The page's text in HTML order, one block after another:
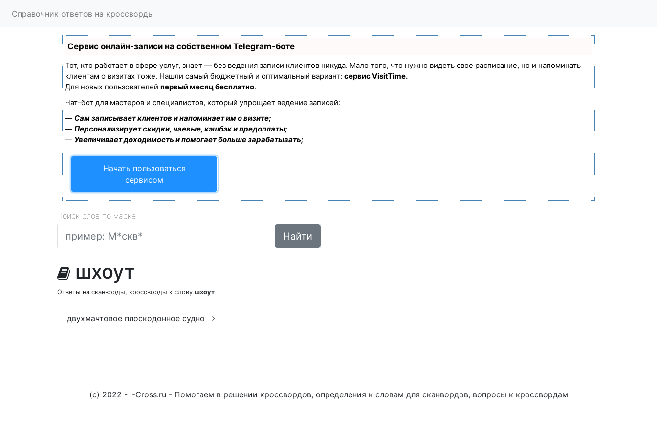
Справочник ответов на кроссворды
Сервис онлайн-записи на собственном Telegram-боте
Тот, кто работает в сфере услуг, знает — без ведения записи клиентов никуда. Мало того, что нужно видеть свое расписание, но и напоминать
клиентам о визитах тоже. Нашли самый бюджетный и оптимальный вариант: сервис VisitTime.
Для новых пользователей первый месяц бесплатно.
Чат-бот для мастеров и специалистов, который упрощает ведение записей:
— Сам записывает клиентов и напоминает им о визите;
— Персонализирует скидки, чаевые, кэшбэк и предоплаты;
— Увеличивает доходимость и помогает больше зарабатывать;
Начать пользоваться
сервисом
Поиск слов по маске
Найти
шхоут
Ответы на сканворды, кроссворды к слову шхоут
двухмачтовое плоскодонное судно
(c) 2022 - i-Cross.ru - Помогаем в решении кроссвордов, определения к словам для сканвордов, вопросы к кроссвордам